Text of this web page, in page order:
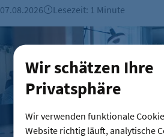
Wir schätzen Ihre
Privatsphäre
Wir verwenden funktionale
Website richtig läuft, analytische
07.08.2026 Lesezeit: 1 Minute
Gründungszahlen steigen,